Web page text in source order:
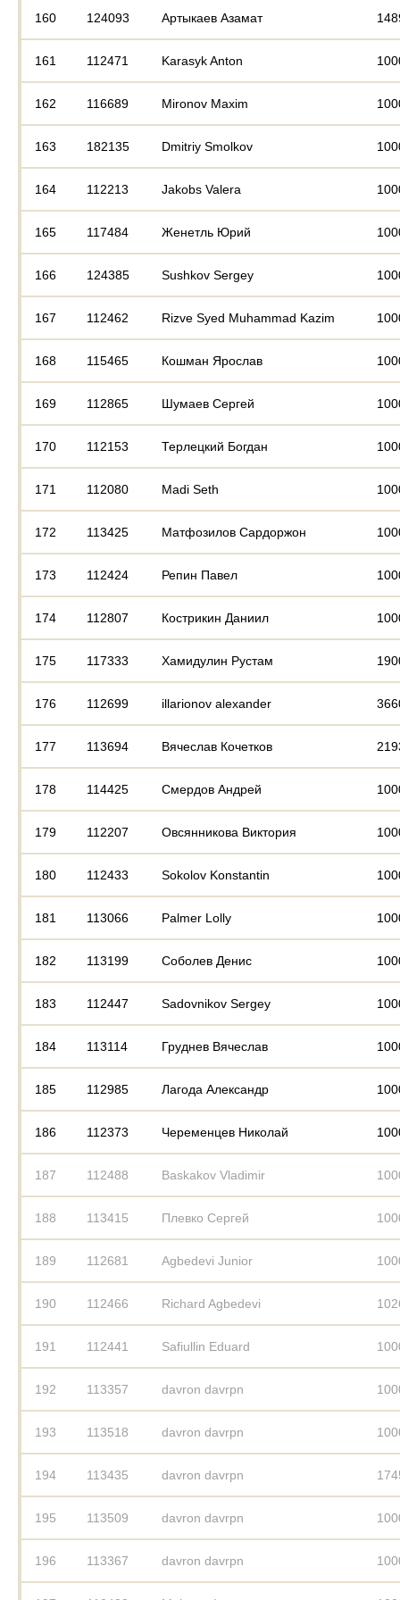
160 124093 Артыкаев Азамат
161 112471 Karasyk Anton
162 116689 Mironov Maxim
163 182135 Dmitriy Smolkov
164 112213 Jakobs Valera
165 117484 Женетль Юрий
166 124385 Sushkov Sergey
167 112462 Rizve Syed Muhammad Kazim
168 115465 Кошман Ярослав
169 112865 Шумаев Сергей
170 112153 Терлецкий Богдан
171 112080 Madi Seth
172 113425 Матфозилов Сардоржон
173 112424 Репин Павел
174 112807 Кострикин Даниил
175 117333 Хамидулин Рустам
176 112699 illarionov alexander
177 113694 Вячеслав Кочетков
178 114425 Смердов Андрей
179 112207 Овсянникова Виктория
180 112433 Sokolov Konstantin
181 113066 Palmer Lolly
182 113199 Соболев Денис
183 112447 Sadovnikov Sergey
184 113114 Груднев Вячеслав
185 112985 Лагода Александр
186 112373 Череменцев Николай
187 112488 Baskakov Vladimir
188 113415 Плевко Сергей
189 112681 Agbedevi Junior
190 112466 Richard Agbedevi
191 112441 Safiullin Eduard
192 113357 davron davrpn
193 113518 davron davrpn
194 113435 davron davrpn
195 113509 davron davrpn
196 113367 davron davrpn